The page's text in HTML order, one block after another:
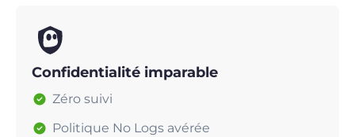
Confidentialité imparable
Zéro suivi
Politique No Logs avérée